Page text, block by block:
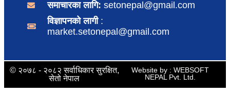
समाचारका लागि: setonepal@gmail.com
विज्ञापनको लागी :
market.setonepal@gmail.com
© २०७८ - २०८२ सर्वाधिकार सुरक्षित,
सेतो नेपाल
Website by : WEBSOFT
NEPAL Pvt. Ltd.